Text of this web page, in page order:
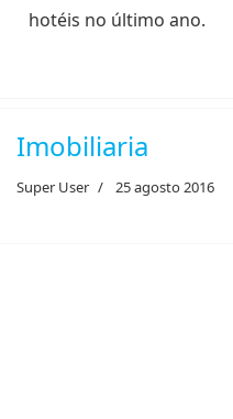
hotéis no último ano.
Imobiliaria
Super User 25 agosto 2016